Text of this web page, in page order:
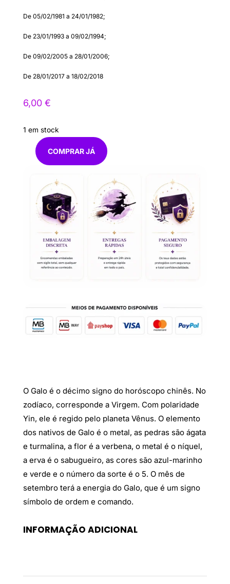
De 05/02/1981 a 24/01/1982;
De 23/01/1993 a 09/02/1994;
De 09/02/2005 a 28/01/2006;
De 28/01/2017 a 18/02/2018
6,00 €
1 em stock
Quantidade
7cm
COMPRAR JÁ
O Galo é o décimo signo do horóscopo chinês. No
zodíaco, corresponde a Virgem. Com polaridade
Yin, ele é regido pelo planeta Vênus. O elemento
dos nativos de Galo é o metal, as pedras são ágata
e turmalina, a flor é a verbena, o metal é o níquel,
a erva é o sabugueiro, as cores são azul-marinho
e verde e o número da sorte é o 5. O mês de
setembro terá a energia do Galo, que é um signo
símbolo de ordem e comando.
INFORMAÇÃO ADICIONAL